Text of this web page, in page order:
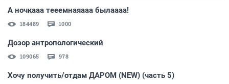
А ночкааа тееемнаяааа былаааа!
184489 1000
Дозор антропологический
109065 978
Хочу получить/отдам ДАРОМ (NEW) (часть 5)